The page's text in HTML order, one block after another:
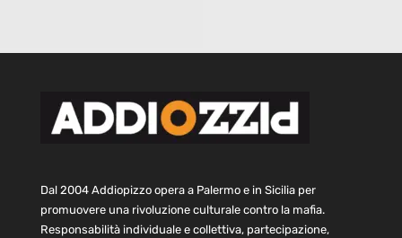
Dal 2004 Addiopizzo opera a Palermo e in Sicilia per
promuovere una rivoluzione culturale contro la mafia.
Responsabilità individuale e collettiva, partecipazione,